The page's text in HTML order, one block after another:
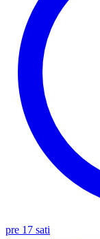
pre 17 sati